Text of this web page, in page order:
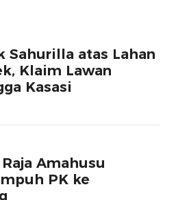
Sahurilla atas Lahan
Klaim Lawan
Kasasi
Amahusu
PK ke